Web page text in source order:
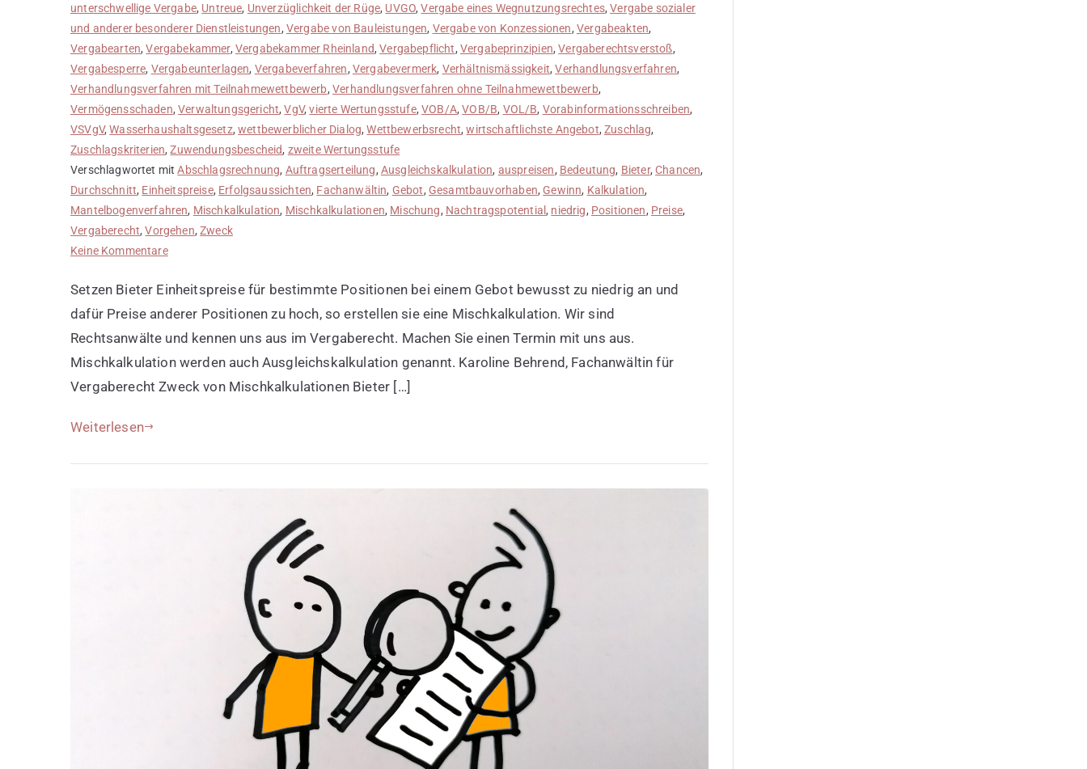
unterschwellige Vergabe, Untreue, Unverzüglichkeit der Rüge, UVGO,Vergabe eines Wegnutzungsrechtes,Vergabe sozialer
und anderer besonderer Dienstleistungen, Vergabe von Bauleistungen, Vergabe von Konzessionen,Vergabeakten,
Vergabearten,Vergabekammer, Vergabekammer Rheinland,Vergabepflicht, Vergabeprinzipien,Vergaberechtsverstoß,
Vergabesperre, Vergabeunterlagen, Vergabeverfahren, Vergabevermerk, Verhältnismässigkeit,Verhandlungsverfahren,
Verhandlungsverfahren mit Teilnahmewettbewerb, Verhandlungsverfahren ohne Teilnahmewettbewerb,
Vermögensschaden,Verwaltungsgericht,VgV,vierte Wertungsstufe,VOB/A,VOB/B, VOL/B, Vorabinformationsschreiben,
VSVgV,Wasserhaushaltsgesetz,wettbewerblicher Dialog,Wettbewerbsrecht,wirtschaftlichste Angebot,Zuschlag,
Zuschlagskriterien,Zuwendungsbescheid, zweite Wertungsstufe
Verschlagwortet mitAbschlagsrechnung, Auftragserteilung, Ausgleichskalkulation, auspreisen, Bedeutung, Bieter,Chancen,
Durchschnitt, Einheitspreise, Erfolgsaussichten, Fachanwältin, Gebot, Gesamtbauvorhaben, Gewinn, Kalkulation,
Mantelbogenverfahren, Mischkalkulation, Mischkalkulationen, Mischung, Nachtragspotential, niedrig, Positionen, Preise,
Vergaberecht,Vorgehen,Zweck
Keine Kommentarezu
erstellen
Setzen Bieter Einheitspreise für bestimmte Positionen bei einem Gebot bewusst zu niedrig an und
dafür Preise anderer Positionen zu hoch, so erstellen sie eine Mischkalkulation. Wir sind
Rechtsanwälte und kennen uns aus im Vergaberecht. Machen Sie einen Termin mit uns aus.
Mischkalkulation werden auch Ausgleichskalkulation genannt. Karoline Behrend, Fachanwältin für
Vergaberecht Zweck von Mischkalkulationen Bieter […]
Weiterlesen